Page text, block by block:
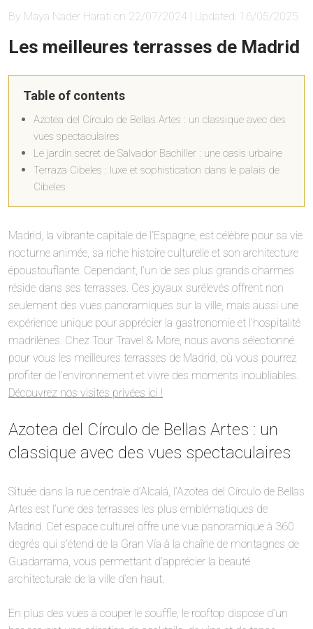
By Maya Nader Harati on 22/07/2024 | Updated: 16/05/2025
Les meilleures terrasses de Madrid
Table of contents
Azotea del Círculo de Bellas Artes : un classique avec des
vues spectaculaires
Le jardin secret de Salvador Bachiller : une oasis urbaine
Terraza Cibeles : luxe et sophistication dans le palais de
Cibeles
Madrid, la vibrante capitale de l’Espagne, est célèbre pour sa vie
nocturne animée, sa riche histoire culturelle et son architecture
époustouflante. Cependant, l’un de ses plus grands charmes
réside dans ses terrasses. Ces joyaux surélevés offrent non
seulement des vues panoramiques sur la ville, mais aussi une
expérience unique pour apprécier la gastronomie et l’hospitalité
madrilènes. Chez Tour Travel & More, nous avons sélectionné
pour vous les meilleures terrasses de Madrid, où vous pourrez
profiter de l’environnement et vivre des moments inoubliables.
Découvrez nos visites privées ici !
Azotea del Círculo de Bellas Artes : un
classique avec des vues spectaculaires
Située dans la rue centrale d’Alcalá, l’Azotea del Círculo de Bellas
Artes est l’une des terrasses les plus emblématiques de
Madrid. Cet espace culturel offre une vue panoramique à 360
degrés qui s’étend de la Gran Vía à la chaîne de montagnes de
Guadarrama, vous permettant d’apprécier la beauté
architecturale de la ville d’en haut.
En plus des vues à couper le souffle, le rooftop dispose d’un